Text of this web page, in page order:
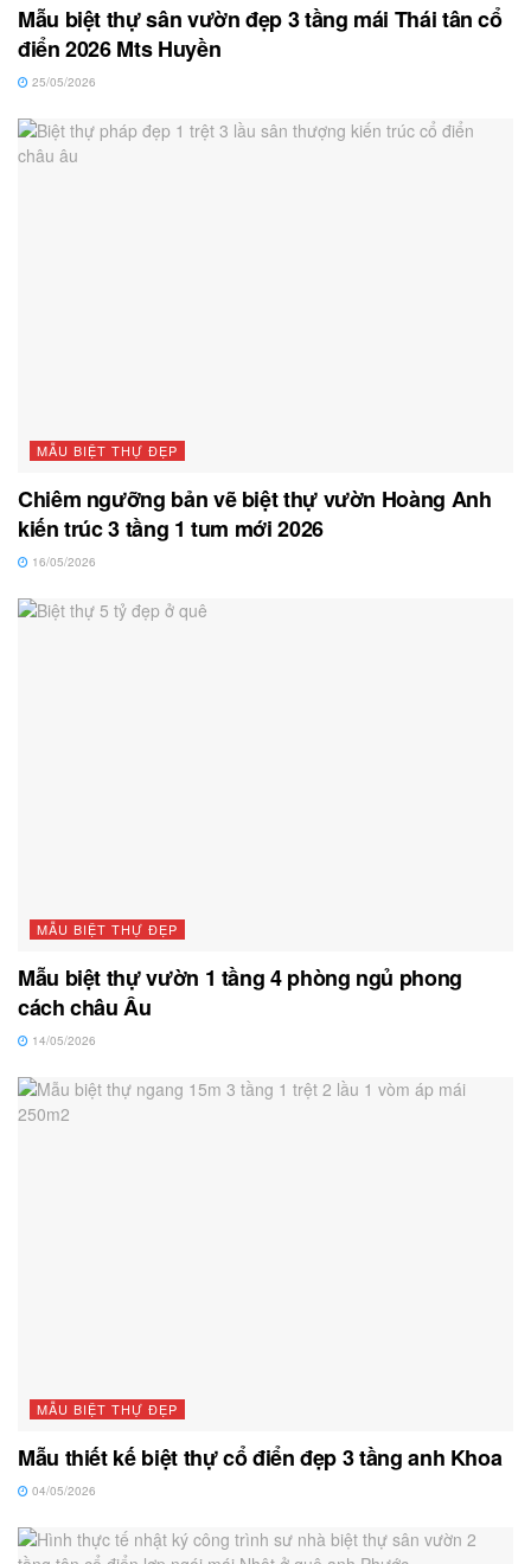
Mẫu biệt thự sân vườn đẹp 3 tầng mái Thái tân cổ
điển 2026 Mts Huyền
25/05/2026
MẪU BIỆT THỰ ĐẸP
Chiêm ngưỡng bản vẽ biệt thự vườn Hoàng Anh
kiến trúc 3 tầng 1 tum mới 2026
16/05/2026
MẪU BIỆT THỰ ĐẸP
Mẫu biệt thự vườn 1 tầng 4 phòng ngủ phong
cách châu Âu
14/05/2026
MẪU BIỆT THỰ ĐẸP
Mẫu thiết kế biệt thự cổ điển đẹp 3 tầng anh Khoa
04/05/2026